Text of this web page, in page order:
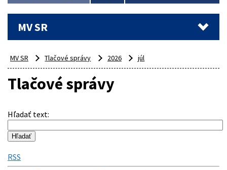
MV SR
MV SR Tlačové správy 2026 júl
Tlačové správy
Hľadať text:
RSS